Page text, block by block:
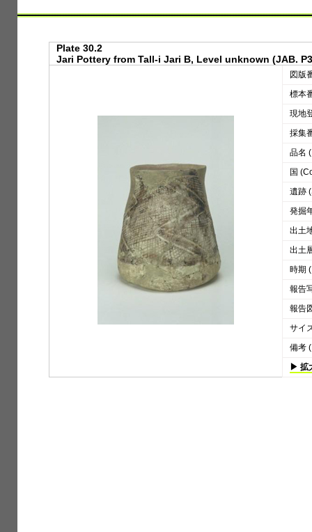
Plate 30.2
Jari Pottery from Tall-i Jari B, Level unknown (JAB.
図版
標本
現地
採集
品名
国
遺跡
発掘
出土
出土
時期
報告
報告
サイ
備考
▶ 拡